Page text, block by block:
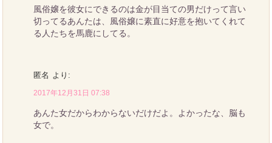
風俗嬢を彼女にできるのは金が目当ての男だけって言い
切ってるあんたは、風俗嬢に素直に好意を抱いてくれて
る人たちを馬鹿にしてる。
匿名 より:
2017年12月31日 07:38
あんた女だからわからないだけだよ。よかったな、脳も
女で。